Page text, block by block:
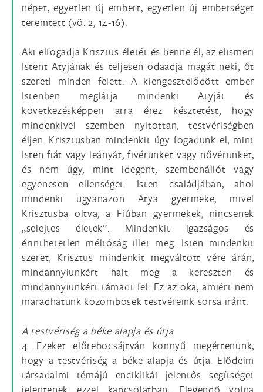
népet, egyetlen új embert, egyetlen új emberséget
teremtett (vö. 2, 14-16).
Aki elfogadja Krisztus életét és benne él, az elismeri
Istent Atyjának és teljesen odaadja magát neki, őt
szereti minden felett. A kiengesztelődött ember
Istenben meglátja mindenki Atyját és
következésképpen arra érez késztetést, hogy
mindenkivel szemben nyitottan, testvériségben
éljen. Krisztusban mindenkit úgy fogadunk el, mint
Isten fiát vagy leányát, fivérünket vagy nővérünket,
és nem úgy, mint idegent, szembenállót vagy
egyenesen ellenséget. Isten családjában, ahol
mindenki ugyanazon Atya gyermeke, mivel
Krisztusba oltva, a Fiúban gyermekek, nincsenek
„selejtes életek”. Mindenkit igazságos és
érinthetetlen méltóság illet meg. Isten mindenkit
szeret, Krisztus mindenkit megváltott vére árán,
mindannyiunkért halt meg a kereszten és
mindannyiunkért támadt fel. Ez az oka, amiért nem
maradhatunk közömbösek testvéreink sorsa iránt.
A testvériség a béke alapja és útja
4. Ezeket előrebocsájtván könnyű megértenünk,
hogy a testvériség a béke alapja és útja. Elődeim
társadalmi témájú enciklikái jelentős segítséget